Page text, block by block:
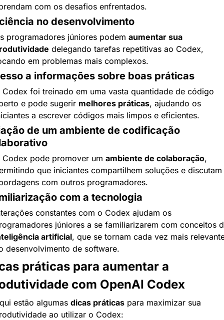
com os desafios enfrentados.
no desenvolvimento
programadores júniores podem aumentar sua
delegando tarefas repetitivas ao Codex,
em problemas mais complexos.
a informações sobre boas práticas
Codex foi treinado em uma vasta quantidade de código
e pode sugerir melhores práticas, ajudando os
a escrever códigos mais limpos e eficientes.
de um ambiente de codificação
Codex pode promover um ambiente de colaboração,
que iniciantes compartilhem soluções e discutam
com outros programadores.
com a tecnologia
constantes com o Codex ajudam os
artificial, que se tornam cada vez mais
desenvolvimento de software.
práticas para aumentar a
com OpenAI Codex
estão algumas dicas práticas para maximizar sua
ao utilizar o Codex: